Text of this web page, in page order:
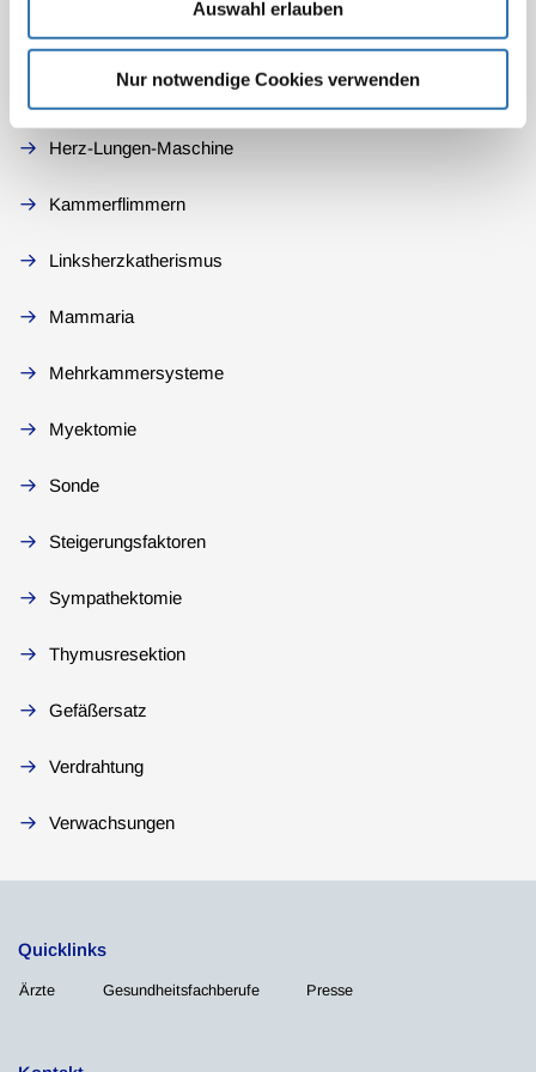
Auswahl erlauben
Nur notwendige Cookies verwenden
Flußmessung
Freilegung
Herz-Lungen-Maschine
Kammerflimmern
Linksherzkatherismus
Mammaria
Mehrkammersysteme
Myektomie
Sonde
Steigerungsfaktoren
Sympathektomie
Thymusresektion
Gefäßersatz
Verdrahtung
Verwachsungen
Quicklinks
Ärzte Gesundheitsfachberufe Presse